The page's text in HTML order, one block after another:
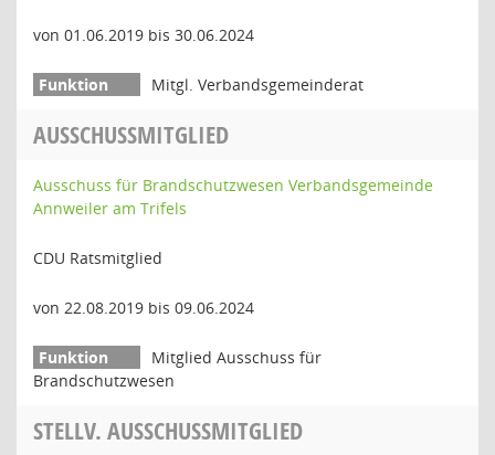
von 01.06.2019 bis 30.06.2024
Mitgl. Verbandsgemeinderat
AUSSCHUSSMITGLIED
Ausschuss für Brandschutzwesen Verbandsgemeinde
Annweiler am Trifels
CDU Ratsmitglied
von 22.08.2019 bis 09.06.2024
Mitglied Ausschuss für
Brandschutzwesen
STELLV. AUSSCHUSSMITGLIED